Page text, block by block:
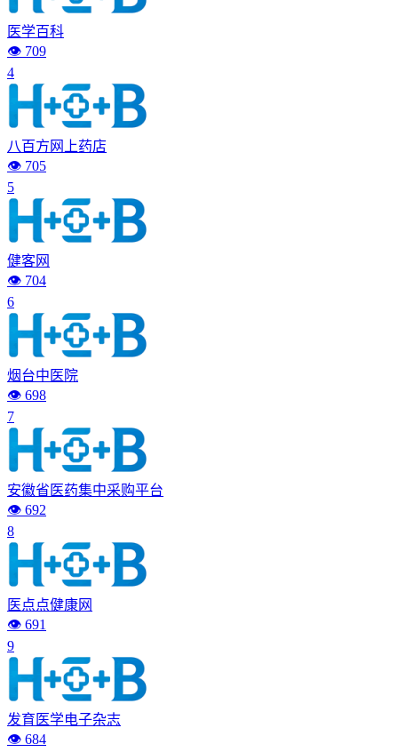
医学百科
👁️ 709
4
八百方网上药店
👁️ 705
5
健客网
👁️ 704
6
烟台中医院
👁️ 698
7
安徽省医药集中采购平台
👁️ 692
8
医点点健康网
👁️ 691
9
发育医学电子杂志
👁️ 684